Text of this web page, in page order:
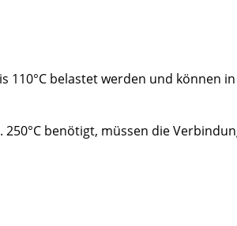
110°C belastet werden und können
250°C benötigt, müssen die